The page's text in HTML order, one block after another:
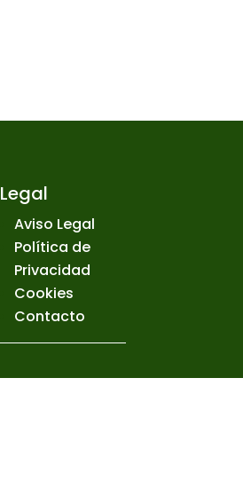
Legal
Aviso Legal
Política de
Privacidad
Cookies
Contacto